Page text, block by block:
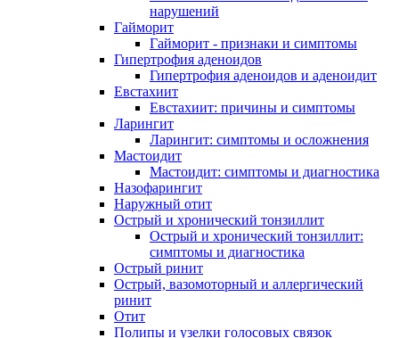
нарушений
Гайморит
Гайморит - признаки и симптомы
Гипертрофия аденоидов
Гипертрофия аденоидов и аденоидит
Евстахиит
Евстахиит: причины и симптомы
Ларингит
Ларингит: симптомы и осложнения
Мастоидит
Мастоидит: симптомы и диагностика
Назофарингит
Наружный отит
Острый и хронический тонзиллит
Острый и хронический тонзиллит:
симптомы и диагностика
Острый ринит
Острый, вазомоторный и аллергический
ринит
Отит
Полипы и узелки голосовых связок